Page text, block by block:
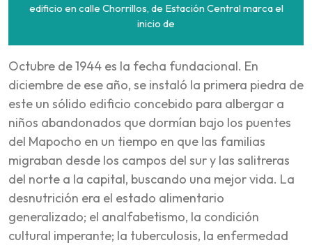
edificio en calle Chorrillos, de Estación Central marca el
inicio de
Octubre de 1944 es la fecha fundacional. En
diciembre de ese año, se instaló la primera piedra de
este un sólido edificio concebido para albergar a
niños abandonados que dormían bajo los puentes
del Mapocho en un tiempo en que las familias
migraban desde los campos del sur y las salitreras
del norte a la capital, buscando una mejor vida. La
desnutrición era el estado alimentario
generalizado; el analfabetismo, la condición
cultural imperante; la tuberculosis, la enfermedad